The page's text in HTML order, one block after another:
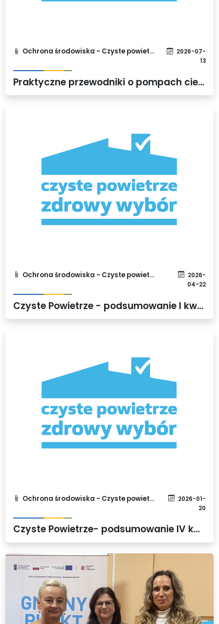
Ochrona środowiska - Czyste powietrze
2026-07-
13
Praktyczne przewodniki o pompach ciepła i kotłach na biomasę
Ochrona środowiska - Czyste powietrze
2026-
04-22
Czyste Powietrze - podsumowanie I kwartału 2026 roku
Ochrona środowiska - Czyste powietrze
2026-01-
20
Czyste Powietrze- podsumowanie IV kwartału 2025 roku